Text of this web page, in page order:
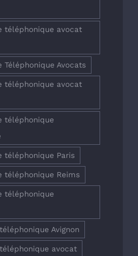
téléphonique avocat
Téléphonique Avocats
téléphonique avocat
téléphonique
téléphonique Paris
téléphonique Reims
téléphonique
Avignon
avocat